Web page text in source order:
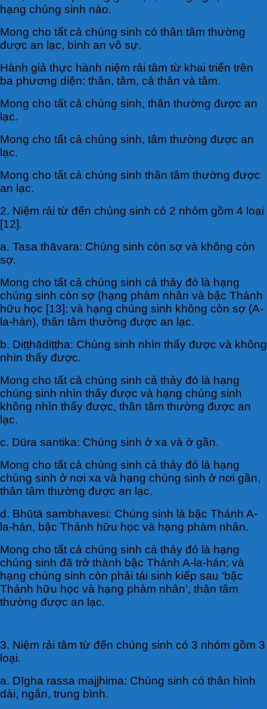
hạng chúng sinh nào.
Mong cho tất cả chúng sinh có thân tâm thường
được an lạc, bình an vô sự.
Hành giả thực hành niệm rải tâm từ khai triển trên
ba phương diện: thân, tâm, cả thân và tâm.
Mong cho tất cả chúng sinh, thân thường được an
lạc.
Mong cho tất cả chúng sinh, tâm thường được an
lạc.
Mong cho tất cả chúng sinh thân tâm thường được
an lạc.
2. Niệm rải từ đến chúng sinh có 2 nhóm gồm 4 loại
[12].
a. Tasa thāvara: Chúng sinh còn sợ và không còn
sợ.
Mong cho tất cả chúng sinh cả thảy đó là hạng
chúng sinh còn sợ (hạng phàm nhân và bậc Thánh
hữu học [13]; và hạng chúng sinh không còn sợ (A-
la-hán), thân tâm thường được an lạc.
b. Diṭṭhādiṭṭha: Chúng sinh nhìn thấy được và không
nhìn thấy được.
Mong cho tất cả chúng sinh cả thảy đó là hạng
chúng sinh nhìn thấy được và hạng chúng sinh
không nhìn thấy được, thân tâm thường được an
lạc.
c. Dūra santika: Chúng sinh ở xa và ở gần.
Mong cho tất cả chúng sinh cả thảy đó là hạng
chúng sinh ở nơi xa và hạng chúng sinh ở nơi gần,
thân tâm thường được an lạc.
d. Bhūtā sambhavesi: Chúng sinh là bậc Thánh A-
la-hán, bậc Thánh hữu học và hạng phàm nhân.
Mong cho tất cả chúng sinh cả thảy đó là hạng
chúng sinh đã trở thành bậc Thánh A-la-hán; và
hạng chúng sinh còn phải tái sinh kiếp sau ‘bậc
Thánh hữu học và hạng phàm nhân’, thân tâm
thường được an lạc.
3. Niệm rải tâm từ đến chúng sinh có 3 nhóm gồm 3
loại.
a. Dīgha rassa majjhima: Chúng sinh có thân hình
dài, ngắn, trung bình.